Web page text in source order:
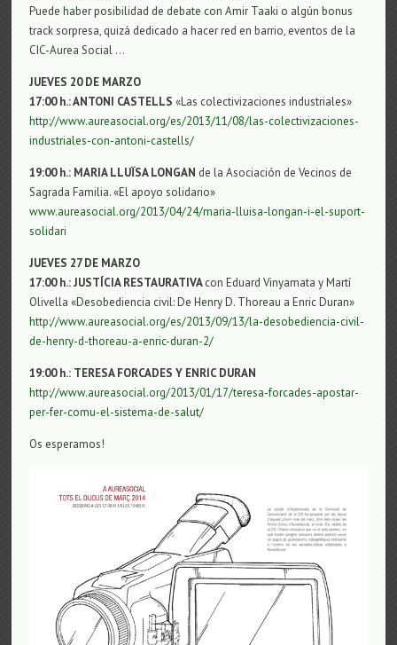
Puede haber posibilidad de debate con Amir Taaki o algún bonus
track sorpresa, quizá dedicado a hacer red en barrio, eventos de la
CIC-Aurea Social …
JUEVES 20 DE MARZO
17:00 h.: ANTONI CASTELLS «Las colectivizaciones industriales»
http://www.aureasocial.org/es/2013/11/08/las-colectivizaciones-
industriales-con-antoni-castells/
19:00 h.: MARIA LLUÏSA LONGAN de la Asociación de Vecinos de
Sagrada Familia. «El apoyo solidario»
www.aureasocial.org/2013/04/24/maria-lluisa-longan-i-el-suport-
solidari
JUEVES 27 DE MARZO
17:00 h.: JUSTÍCIA RESTAURATIVAcon Eduard Vinyamata y Martí
Olivella «Desobediencia civil: De Henry D. Thoreau a Enric Duran»
http://www.aureasocial.org/es/2013/09/13/la-desobediencia-civil-
de-henry-d-thoreau-a-enric-duran-2/
19:00 h.: TERESA FORCADES Y ENRIC DURAN
http://www.aureasocial.org/2013/01/17/teresa-forcades-apostar-
per-fer-comu-el-sistema-de-salut/
Os esperamos!